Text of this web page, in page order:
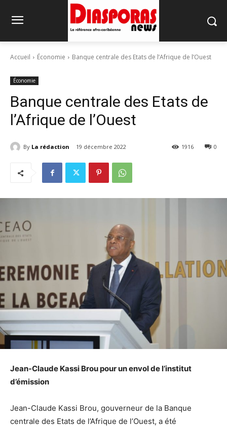
Accueil Économie Banque centrale des Etats de l’Afrique de l’Ouest
Économie
Banque centrale des Etats de
l’Afrique de l’Ouest
By La rédaction 19 décembre 2022 0
1916
Jean-Claude Kassi Brou pour un envol de l’institut
d’émission
Jean-Claude Kassi Brou, gouverneur de la Banque
centrale des Etats de l’Afrique de l’Ouest, a été